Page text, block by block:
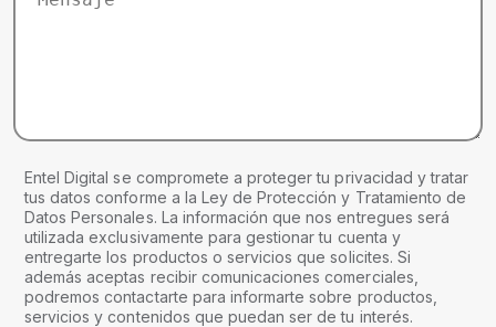
Entel Digital se compromete a proteger tu privacidad y tratar
tus datos conforme a la Ley de Protección y Tratamiento de
Datos Personales. La información que nos entregues será
utilizada exclusivamente para gestionar tu cuenta y
entregarte los productos o servicios que solicites. Si
además aceptas recibir comunicaciones comerciales,
podremos contactarte para informarte sobre productos,
servicios y contenidos que puedan ser de tu interés.